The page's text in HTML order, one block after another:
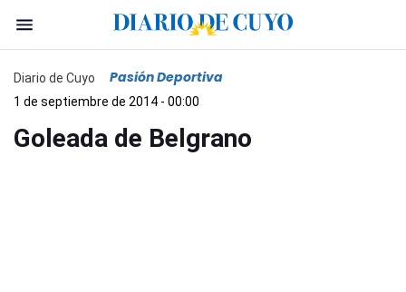
Diario de Cuyo Pasión Deportiva
1 de septiembre de 2014 - 00:00
Goleada de Belgrano